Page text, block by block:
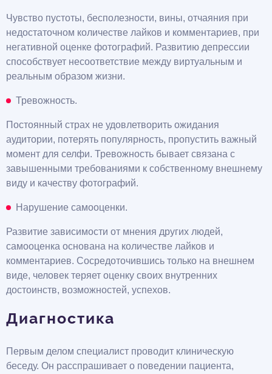
Чувство пустоты, бесполезности, вины, отчаяния при
недостаточном количестве лайков и комментариев, при
негативной оценке фотографий. Развитию депрессии
способствует несоответствие между виртуальным и
реальным образом жизни.
Тревожность.
Постоянный страх не удовлетворить ожидания
аудитории, потерять популярность, пропустить важный
момент для селфи. Тревожность бывает связана с
завышенными требованиями к собственному внешнему
виду и качеству фотографий.
Нарушение самооценки.
Развитие зависимости от мнения других людей,
самооценка основана на количестве лайков и
комментариев. Сосредоточившись только на внешнем
виде, человек теряет оценку своих внутренних
достоинств, возможностей, успехов.
Диагностика
Первым делом специалист проводит клиническую
беседу. Он расспрашивает о поведении пациента,